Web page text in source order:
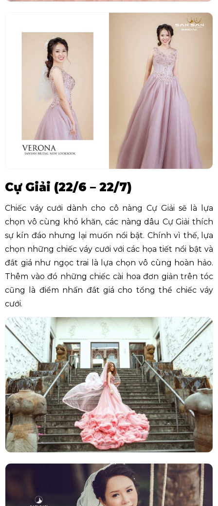
Cự Giải (22/6 – 22/7)
Chiếc váy cưới dành cho cô nàng Cự Giải sẽ là lựa
chọn vô cùng khó khăn, các nàng dâu Cự Giải thích
sự kín đáo nhưng lại muốn nổi bật. Chính vì thế, lựa
chọn những chiếc váy cưới với các họa tiết nổi bật và
đắt giá như ngọc trai là lựa chọn vô cùng hoàn hảo.
Thêm vào đó những chiếc cài hoa đơn giản trên tóc
cũng là điểm nhấn đắt giá cho tổng thể chiếc váy
cưới.